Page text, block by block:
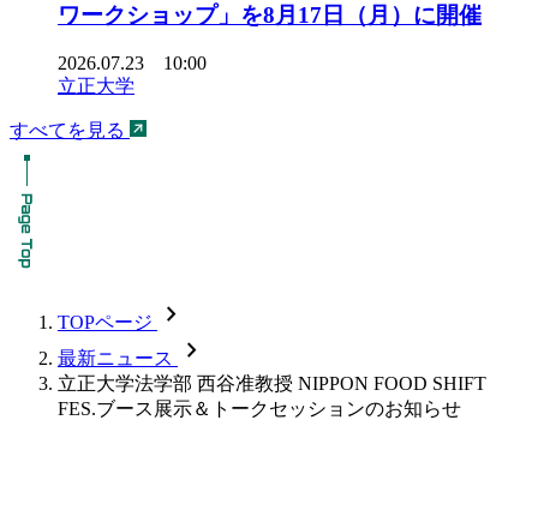
ワークショップ」を8月17日（月）に開催
2026.07.23 10:00
立正大学
すべてを見る
TOPページ chevron_forward
最新ニュース chevron_forward
立正大学法学部 西谷准教授 NIPPON FOOD SHIFT
FES.ブース展示＆トークセッションのお知らせ